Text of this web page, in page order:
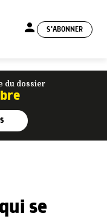
person S'ABONNER
du dossier
se